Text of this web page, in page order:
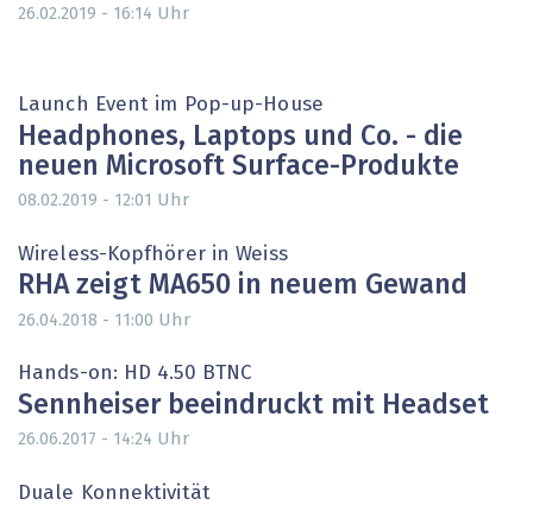
26.02.2019 - 16:14 Uhr
Launch Event im Pop-up-House
Headphones, Laptops und Co. - die
neuen Microsoft Surface-Produkte
08.02.2019 - 12:01 Uhr
Wireless-Kopfhörer in Weiss
RHA zeigt MA650 in neuem Gewand
26.04.2018 - 11:00 Uhr
Hands-on: HD 4.50 BTNC
Sennheiser beeindruckt mit Headset
26.06.2017 - 14:24 Uhr
Duale Konnektivität